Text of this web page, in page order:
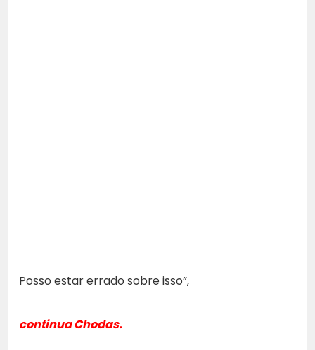
Posso estar errado sobre isso”,
continua Chodas.